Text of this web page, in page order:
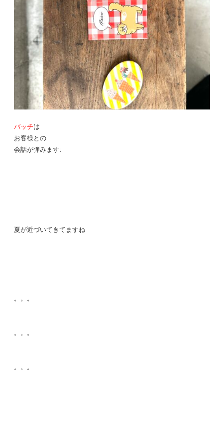
バッチは
お客様との
会話が弾みます♩
夏が近づいてきてますね
。。。
。。。
。。。